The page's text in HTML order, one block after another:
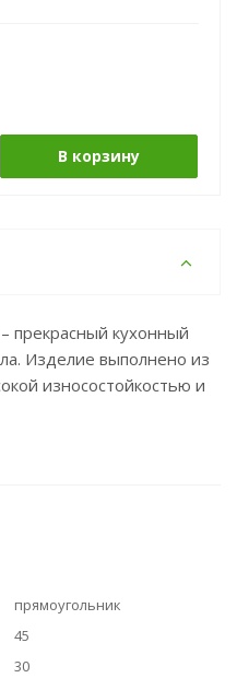
В корзину
прекрасный кухонный
Изделие выполнено из
износостойкостью и
прямоугольник
45
30